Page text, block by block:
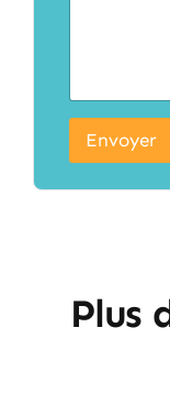
Envoyer
Plus